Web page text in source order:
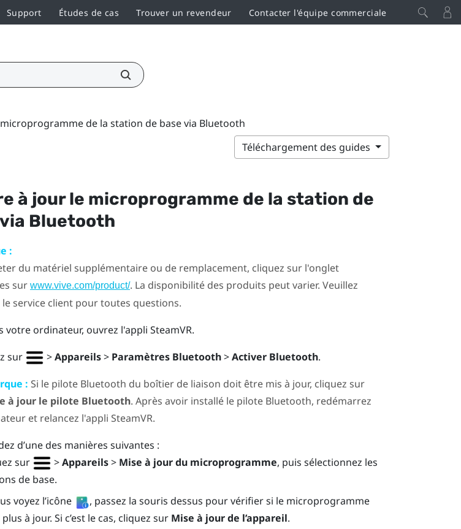
Support Études de cas Trouver un revendeur Contacter l'équipe commerciale
de la station de base via Bluetooth
Téléchargement des guides
à jour le microprogramme de la station de
Bluetooth
:
du matériel supplémentaire ou de remplacement, cliquez sur l'onglet
sur www.vive.com/product/. La disponibilité des produits peut varier. Veuillez
service client pour toutes questions.
votre ordinateur, ouvrez l'appli SteamVR.
sur
>Appareils> Paramètres Bluetooth>Activer Bluetooth.
: Si le pilote Bluetooth du boîtier de liaison doit être mis à jour, cliquez sur
à jour le pilote Bluetooth. Après avoir installé le pilote Bluetooth, redémarrez
et relancez l'appli SteamVR.
d’une des manières suivantes :
sur
>Appareils> Mise à jour du microprogramme, puis sélectionnez les
de base.
voyez l’icône
, passez la souris dessus pour vérifier si le microprogramme
plus à jour. Si c’est le cas, cliquez sur Mise à jour de l’appareil.